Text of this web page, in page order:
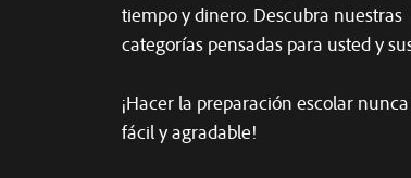
tiempo y dinero. Descubra nuestras
categorías pensadas para usted y
¡Hacer la preparación escolar
fácil y agradable!